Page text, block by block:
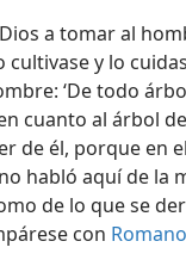
a tomar al
y lo
‘De todo
cuanto al árbol
de él, porque en
habló aquí de la
de lo que se
con